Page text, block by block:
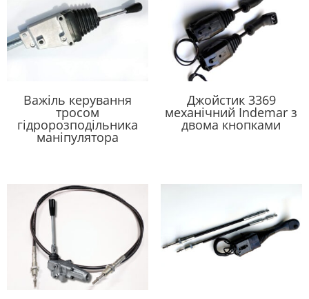
Важіль керування
тросом
гідророзподільника
маніпулятора
Джойстик 3369
механічний Indemar з
двома кнопками